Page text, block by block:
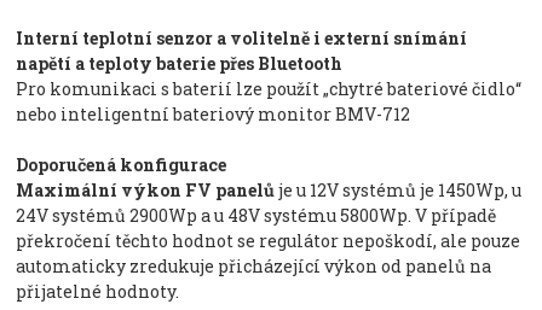
Interní teplotní senzor a volitelně i externí snímání
napětí a teploty baterie přes Bluetooth
Pro komunikaci s baterií lze použít „chytré bateriové čidlo“
nebo inteligentní bateriový monitor BMV-712
Doporučená konfigurace
Maximální výkon FV panelů je u 12V systémů je 1450Wp, u
24V systémů 2900Wp a u 48V systému 5800Wp. V případě
překročení těchto hodnot se regulátor nepoškodí, ale pouze
automaticky zredukuje přicházející výkon od panelů na
přijatelné hodnoty.